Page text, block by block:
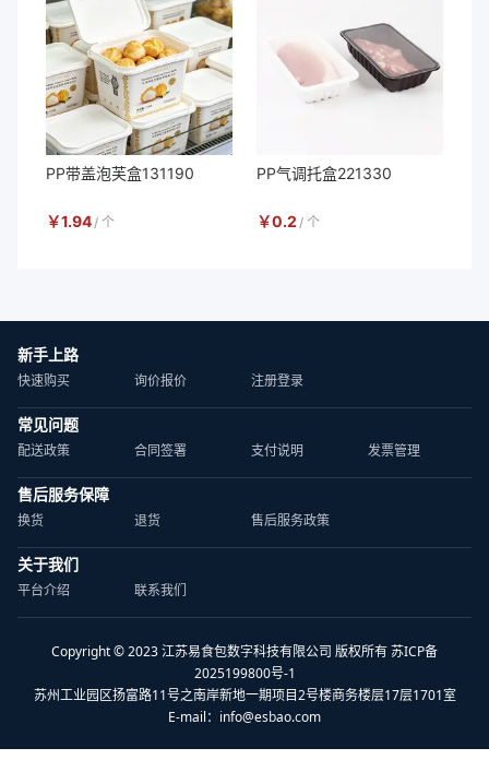
PP带盖泡芙盒131190
￥1.94 / 个
PP气调托盒221330
￥0.2 / 个
新手上路
快速购买 询价报价 注册登录
常见问题
配送政策 合同签署 支付说明 发票管理
售后服务保障
换货 退货 售后服务政策
关于我们
平台介绍 联系我们
Copyright © 2023 江苏易食包数字科技有限公司 版权所有 苏ICP备
2025199800号-1
苏州工业园区扬富路11号之南岸新地一期项目2号楼商务楼层17层1701室
E-mail： info@esbao.com